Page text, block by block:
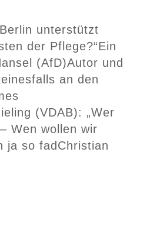
unterstützt
der Pflege?“Ein
(AfD)Autor und
an den
(VDAB): „Wer
Wen wollen wir
ja so fad Christian